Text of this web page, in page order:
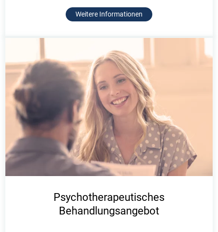
Weitere Informationen
Psychotherapeutisches
Behandlungsangebot